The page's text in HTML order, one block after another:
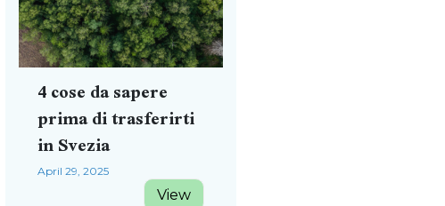
4 cose da sapere
prima di trasferirti
in Svezia
April 29, 2025
View